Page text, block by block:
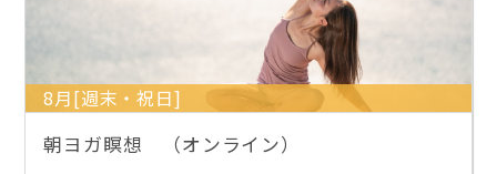
8月[週末・祝日]
朝ヨガ瞑想 （オンライン）